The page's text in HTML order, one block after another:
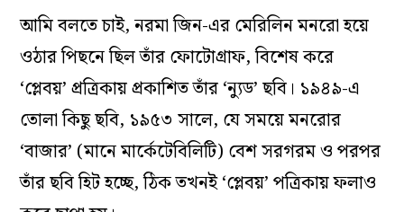
আমি বলতে চাই, নরমা জিন-এর মেরিলিন মনরো হয়ে
ওঠার পিছনে ছিল তাঁর ফোটোগ্রাফ, বিশেষ করে
‘প্লেবয়’ প্রত্রিকায় প্রকাশিত তাঁর ‘ন্যুড’ ছবি। ১৯৪৯-এ
তোলা কিছু ছবি, ১৯৫৩ সালে, যে সময়ে মনরোর
‘বাজার’ (মানে মার্কেটেবিলিটি) বেশ সরগরম ও পরপর
তাঁর ছবি হিট হচ্ছে, ঠিক তখনই ‘প্লেবয়’ পত্রিকায় ফলাও